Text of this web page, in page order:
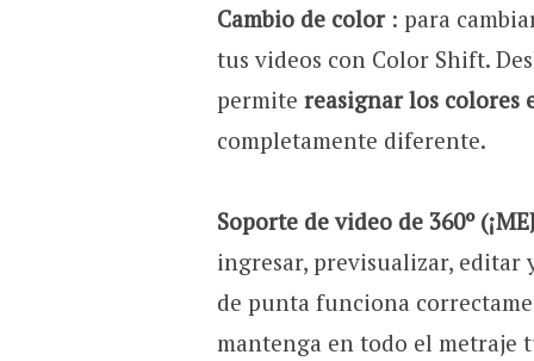
Cambio de color: para
tus videos con Color Shift.
permite reasignar los colores
completamente diferente.
Soporte de video de 360º
ingresar, previsualizar, editar
de punta funciona
mantenga en todo el metraje